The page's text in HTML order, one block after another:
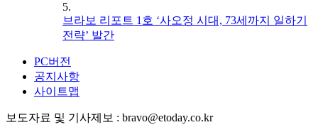
5.
브라보 리포트 1호 ‘사오정 시대, 73세까지 일하기
전략’ 발간
PC버전
공지사항
사이트맵
보도자료 및 기사제보 : bravo@etoday.co.kr